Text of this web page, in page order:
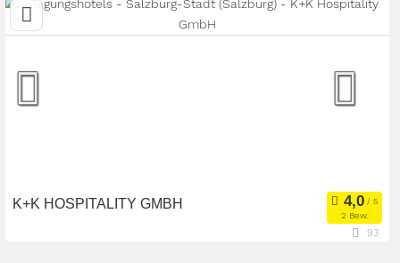
Art der Location: Meetingroom
Tagungsstätte
Seminarteilnehmer:
K+K HOSPITALITY GMBH
2 Bew.
93